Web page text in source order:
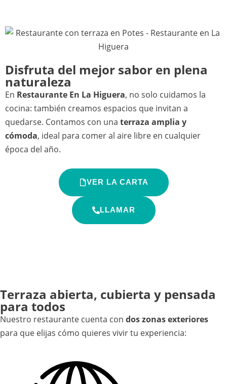
Disfruta del mejor sabor en plena
naturaleza
En Restaurante En La Higuera, no solo cuidamos la
cocina: también creamos espacios que invitan a
quedarse. Contamos con una terraza amplia y
cómoda, ideal para comer al aire libre en cualquier
época del año.
VER LA CARTA
LLAMAR
Terraza abierta, cubierta y pensada
para todos
Nuestro restaurante cuenta con dos zonas exteriores
para que elijas cómo quieres vivir tu experiencia: